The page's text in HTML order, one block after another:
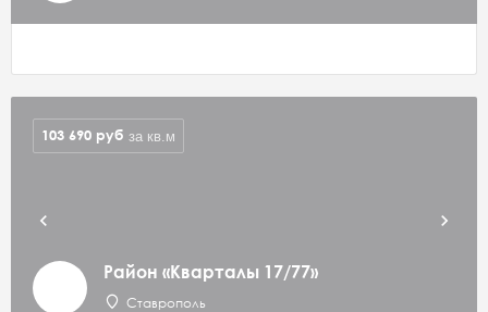
Район «Кварталы 17/77»
Ставрополь
103 690 руб за кв.м